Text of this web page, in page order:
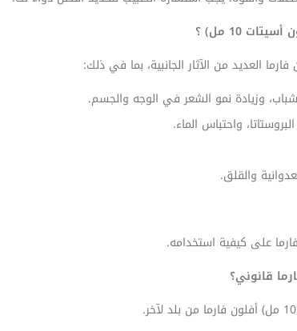
وزيادة نمو الشعر في الوجه والجسم.
واحتباس الماء.
والقلق.